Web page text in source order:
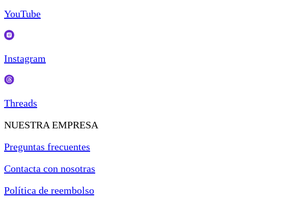
YouTube
Instagram
Threads
NUESTRA EMPRESA
Preguntas frecuentes
Contacta con nosotras
Política de reembolso